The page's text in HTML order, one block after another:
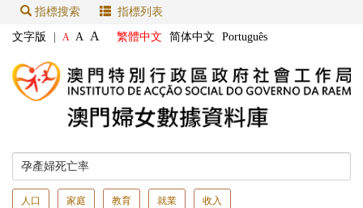
指標搜索 指標列表
文字版 A A A 繁體中文 简体中文 Português
人口 家庭 教育 就業 收入